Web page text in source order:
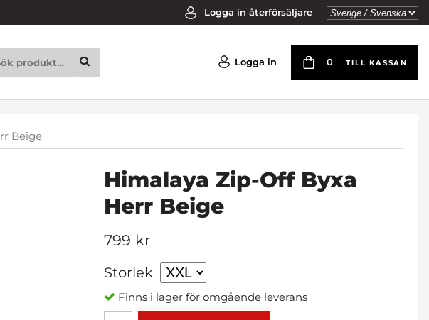
Logga in återförsäljare
Logga in 0 TILL KASSAN
Beige
Himalaya Zip-Off Byxa
Herr Beige
799 kr
Storlek
Finns i lager för omgående leverans